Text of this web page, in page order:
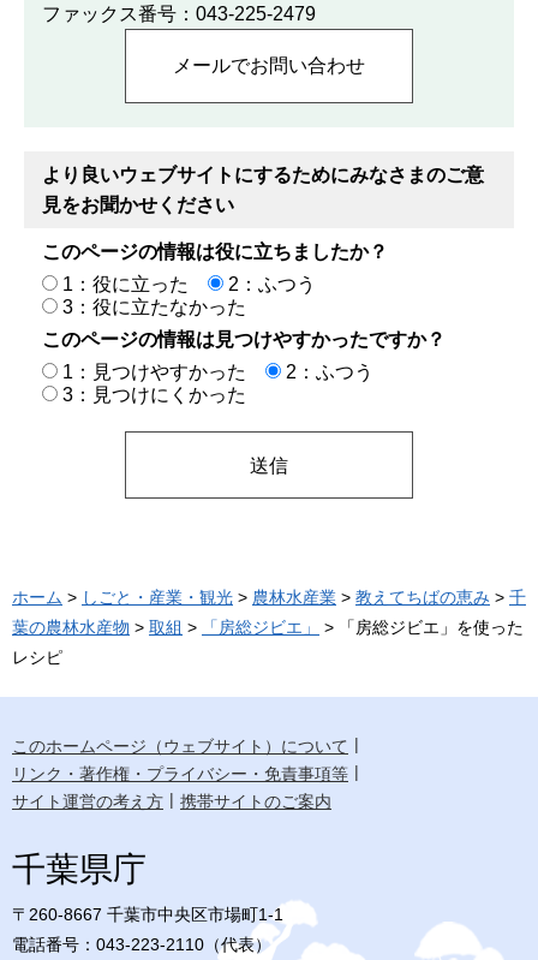
ファックス番号：043-225-2479
より良いウェブサイトにするためにみなさまのご意
見をお聞かせください
このページの情報は役に立ちましたか？
1：役に立った
2：ふつう
3：役に立たなかった
このページの情報は見つけやすかったですか？
1：見つけやすかった
2：ふつう
3：見つけにくかった
ホーム > しごと・産業・観光 > 農林水産業 > 教えてちばの恵み > 千
葉の農林水産物 > 取組 > 「房総ジビエ」
> 「房総ジビエ」を使った
レシピ
このホームページ（ウェブサイト）について
リンク・著作権・プライバシー・免責事項等
サイト運営の考え方
携帯サイトのご案内
千葉県庁
〒260-8667 千葉市中央区市場町1-1
電話番号：043-223-2110（代表）